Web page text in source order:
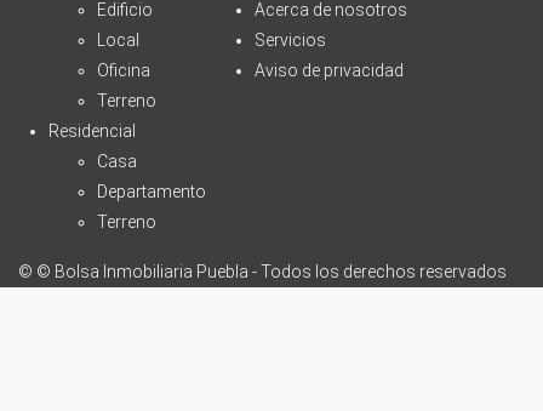
Edificio
Local
Oficina
Terreno
Residencial
Casa
Departamento
Terreno
Acerca de nosotros
Servicios
Aviso de privacidad
© © Bolsa Inmobiliaria Puebla - Todos los derechos reservados